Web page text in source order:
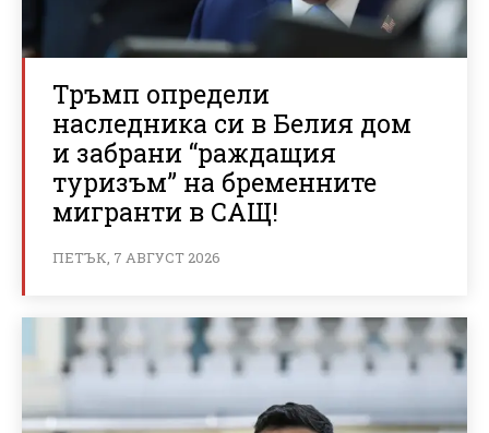
Тръмп определи
наследника си в Белия дом
и забрани “раждащия
туризъм” на бременните
мигранти в САЩ!
ПЕТЪК, 7 АВГУСТ 2026